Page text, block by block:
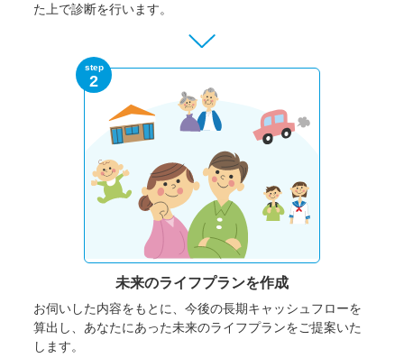
た上で診断を行います。
step
2
未来のライフプランを作成
お伺いした内容をもとに、今後の長期キャッシュフローを
算出し、あなたにあった未来のライフプランをご提案いた
します。